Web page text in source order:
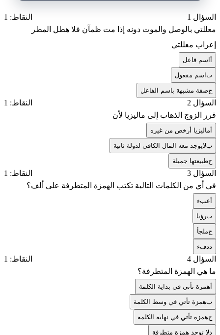
السؤال 1
النقاط: 1
معللتي بالوصل والموت دونه إذا مت ظمآن فلا هطل المطر
إعراب معللتي
اسم فاعل
باسم مفعول
جصفة مشبهة باسم الفاعل
السؤال 2
النقاط: 1
قرر الزوج الذهاب إلى ماليزيا لأن
ماليزيا أرخص من غيره
بلايوجد معه المال الكافي لدولة ثانية
جطبيعتها جميلة
السؤال 3
النقاط: 1
في أي من الكلمات التالية تكتب الهمزة المتطرفة على ألف؟
عبء
برؤيا
جملجأ
دفء
السؤال 4
النقاط: 1
ما هي الهمزة المتطرفة؟
همزة تأتي في بداية الكلمة
بهمزة تأتي في وسط الكلمة
جهمزة تأتي في نهاية الكلمة
لا توجد همزة متطرفة